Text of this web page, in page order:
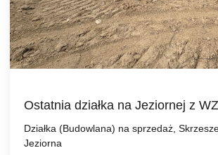
Ostatnia działka na Jeziornej z
Działka (Budowlana) na sprzedaż,
Jeziorna